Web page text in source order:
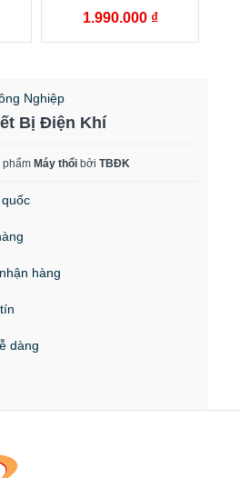
1.990.000 ₫
Nghiệp
Bị Điện Khí
phẩm Máy thổi bởi TBĐK
hàng
dàng